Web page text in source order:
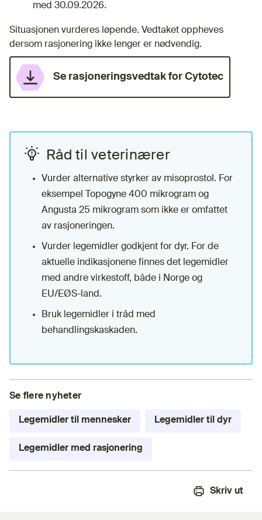
med 30.09.2026.
Situasjonen vurderes løpende. Vedtaket oppheves
dersom rasjonering ikke lenger er nødvendig.
Se rasjoneringsvedtak for Cytotec
(nedlastbar fil)
Råd til veterinærer
Vurder alternative styrker av misoprostol. For
eksempel Topogyne 400 mikrogram og
Angusta 25 mikrogram som ikke er omfattet
av rasjoneringen.
Vurder legemidler godkjent for dyr. For de
aktuelle indikasjonene finnes det legemidler
med andre virkestoff, både i Norge og
EU/EØS-land.
Bruk legemidler i tråd med
behandlingskaskaden.
Se flere nyheter
Legemidler til mennesker Legemidler til dyr
Legemidler med rasjonering
Skriv ut